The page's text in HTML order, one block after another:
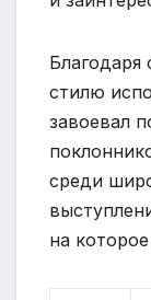
Благодаря
стилю
завоевал
среди
на